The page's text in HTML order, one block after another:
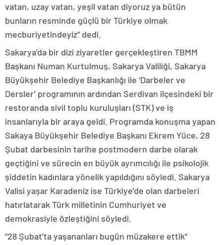
vatan, uzay vatan, yeşil vatan diyoruz ya bütün
bunların resminde güçlü bir Türkiye olmak
mecburiyetindeyiz” dedi.
Sakarya’da bir dizi ziyaretler gerçekleştiren TBMM
Başkanı Numan Kurtulmuş, Sakarya Valiliği, Sakarya
Büyükşehir Belediye Başkanlığı ile ‘Darbeler ve
Dersler’ programının ardından Serdivan ilçesindeki bir
restoranda sivil toplu kuruluşları (STK) ve iş
insanlarıyla bir araya geldi. Programda konuşma yapan
Sakaya Büyükşehir Belediye Başkanı Ekrem Yüce, 28
Şubat darbesinin tarihe postmodern darbe olarak
geçtiğini ve sürecin en büyük ayrımcılığı ile psikolojik
şiddetin kadınlara yönelik yapıldığını söyledi. Sakarya
Valisi yaşar Karadeniz ise Türkiye’de olan darbeleri
hatırlatarak Türk milletinin Cumhuriyet ve
demokrasiyle özleştiğini söyledi.
“28 Şubat’ta yaşananları bugün müzakere ettik”